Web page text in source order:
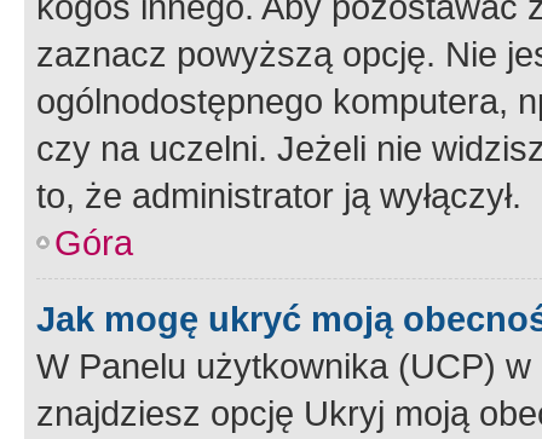
zaznacz powyższą opcję. Nie
ogólnodostępnego komputera,
czy na uczelni. Jeżeli nie
to, że administrator ją wyłączył.
Góra
Jak mogę ukryć moją
W Panelu użytkownika (UCP) w
znajdziesz opcję Ukryj moją